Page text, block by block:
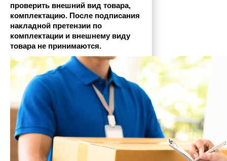
проверить внешний вид товара,
комплектацию. После подписания
накладной претензии по
комплектации и внешнему виду
товара не принимаются.